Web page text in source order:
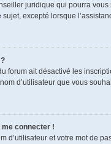
juridique qui pourra
excepté lorsque
forum ait désactivé les
d’utilisateur que vous
connecter !
d’utilisateur et votre mot de